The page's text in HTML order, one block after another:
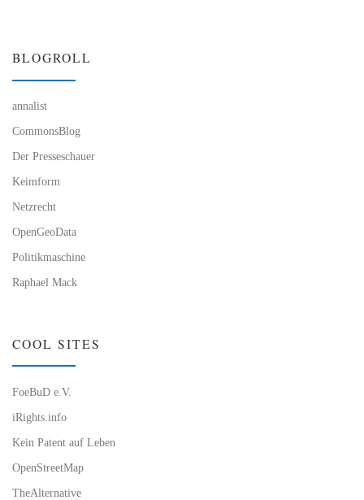
BLOGROLL
annalist
CommonsBlog
Der Presseschauer
Keimform
Netzrecht
OpenGeoData
Politikmaschine
Raphael Mack
COOL SITES
FoeBuD e.V.
iRights.info
Kein Patent auf Leben
OpenStreetMap
TheAlternative